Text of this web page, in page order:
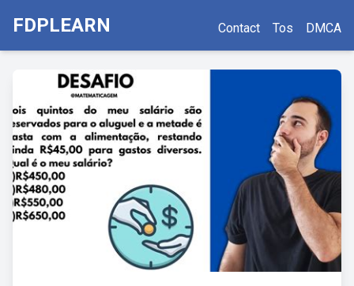
FDPLEARN Contact Tos DMCA